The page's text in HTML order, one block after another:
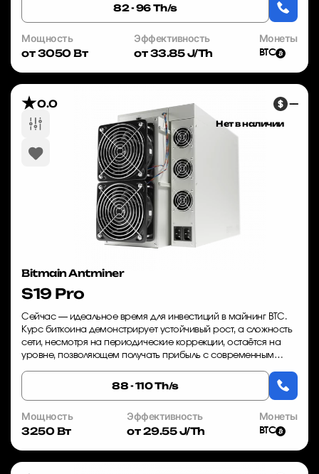
82 - 96 Th/s
Мощность
от 3050 Вт
Эффективность
от 33.85 J/Th
Монеты
BTC
Bitmain Antminer
S19 Pro
—
Сейчас — идеальное время для инвестиций в майнинг BTC.
Курс биткоина демонстрирует устойчивый рост, а сложность
сети, несмотря на периодические коррекции, остаётся на
уровне, позволяющем получать прибыль с современным
88 - 110 Th/s
Нет в наличии
0.0
Мощность
3250 Вт
Эффективность
от 29.55 J/Th
Монеты
BTC